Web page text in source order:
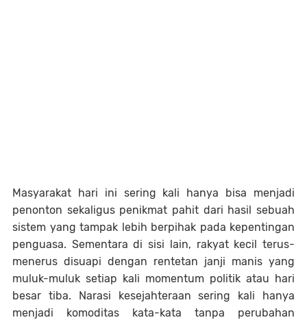
Masyarakat hari ini sering kali hanya bisa menjadi
penonton sekaligus penikmat pahit dari hasil sebuah
sistem yang tampak lebih berpihak pada kepentingan
penguasa. Sementara di sisi lain, rakyat kecil terus-
menerus disuapi dengan rentetan janji manis yang
muluk-muluk setiap kali momentum politik atau hari
besar tiba. Narasi kesejahteraan sering kali hanya
menjadi komoditas kata-kata tanpa perubahan